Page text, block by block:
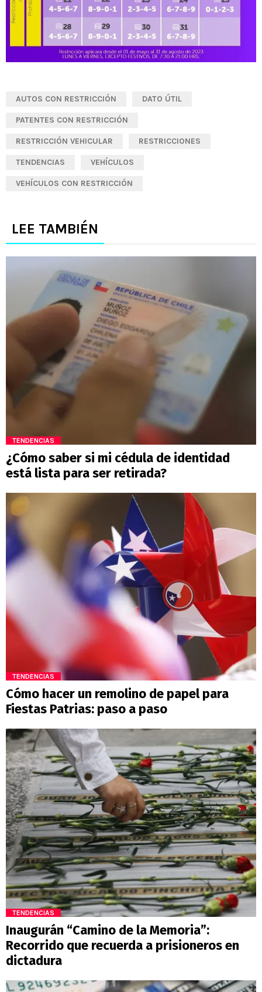
AUTOS CON RESTRICCIÓN DATO ÚTIL
PATENTES CON RESTRICCIÓN
RESTRICCIÓN VEHICULAR RESTRICCIONES
TENDENCIAS VEHÍCULOS
VEHÍCULOS CON RESTRICCIÓN
LEE TAMBIÉN
TENDENCIAS
¿Cómo saber si mi cédula de identidad
está lista para ser retirada?
TENDENCIAS
Cómo hacer un remolino de papel para
Fiestas Patrias: paso a paso
TENDENCIAS
Inaugurán “Camino de la Memoria”:
Recorrido que recuerda a prisioneros en
dictadura